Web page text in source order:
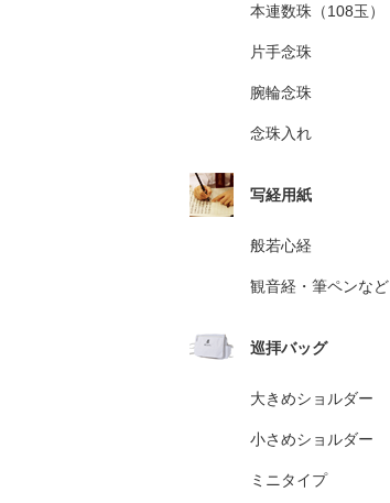
本連数珠（108玉）
片手念珠
腕輪念珠
念珠入れ
写経用紙
般若心経
観音経・筆ペンなど
巡拝バッグ
大きめショルダー
小さめショルダー
ミニタイプ